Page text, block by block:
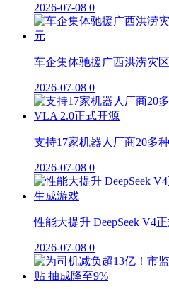
2026-07-08 0
车企集体驰援广西洪涝灾
2026-07-08 0
支持17家机器人厂商20多
2026-07-08 0
性能大提升 DeepSeek V4
2026-07-08 0